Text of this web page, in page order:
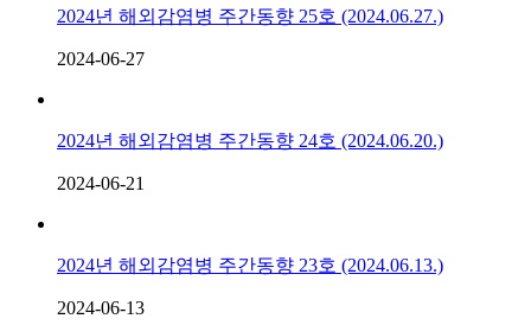
2024년 해외감염병 주간동향 25호 (2024.06.27.)
2024-06-27
2024년 해외감염병 주간동향 24호 (2024.06.20.)
2024-06-21
2024년 해외감염병 주간동향 23호 (2024.06.13.)
2024-06-13